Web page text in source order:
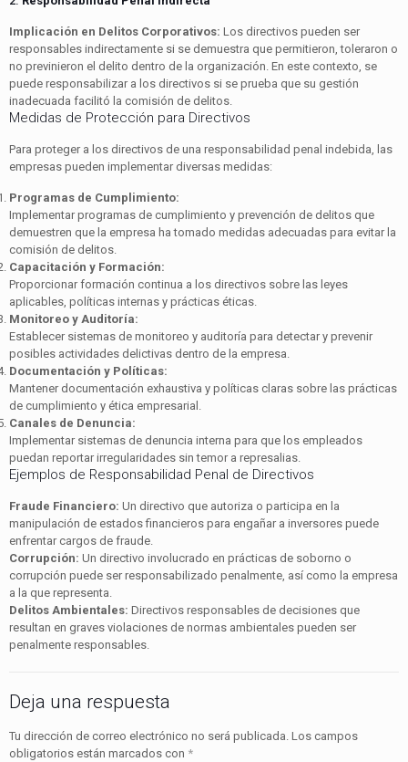
Implicación en Delitos Corporativos: Los directivos pueden ser
responsables indirectamente si se demuestra que permitieron, toleraron o
no previnieron el delito dentro de la organización. En este contexto, se
puede responsabilizar a los directivos si se prueba que su gestión
inadecuada facilitó la comisión de delitos.
Medidas de Protección para Directivos
Para proteger a los directivos de una responsabilidad penal indebida, las
empresas pueden implementar diversas medidas:
Programas de Cumplimiento:
Implementar programas de cumplimiento y prevención de delitos que
demuestren que la empresa ha tomado medidas adecuadas para evitar la
comisión de delitos.
Capacitación y Formación:
Proporcionar formación continua a los directivos sobre las leyes
aplicables, políticas internas y prácticas éticas.
Monitoreo y Auditoría:
Establecer sistemas de monitoreo y auditoría para detectar y prevenir
posibles actividades delictivas dentro de la empresa.
Documentación y Políticas:
Mantener documentación exhaustiva y políticas claras sobre las prácticas
de cumplimiento y ética empresarial.
Canales de Denuncia:
Implementar sistemas de denuncia interna para que los empleados
puedan reportar irregularidades sin temor a represalias.
Ejemplos de Responsabilidad Penal de Directivos
Fraude Financiero: Un directivo que autoriza o participa en la
manipulación de estados financieros para engañar a inversores puede
enfrentar cargos de fraude.
Corrupción: Un directivo involucrado en prácticas de soborno o
corrupción puede ser responsabilizado penalmente, así como la empresa
a la que representa.
Delitos Ambientales: Directivos responsables de decisiones que
resultan en graves violaciones de normas ambientales pueden ser
penalmente responsables.
Deja una respuesta
Tu dirección de correo electrónico no será publicada. Los campos
obligatorios están marcados con *